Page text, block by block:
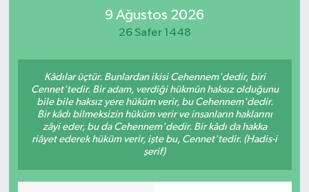
9 Ağustos 2026
26 Safer 1448
Kâdılar üçtür. Bunlardan ikisi Cehennem'dedir, biri
Cennet'tedir. Bir adam, verdiği hükmün haksız olduğunu
bile bile haksız yere hüküm verir, bu Cehennem'dedir.
Bir kâdı bilmeksizin hüküm verir ve insanların haklarını
zâyi eder, bu da Cehennem'dedir. Bir kâdı da hakka
riâyet ederek hüküm verir, işte bu, Cennet'tedir. (Hadis-i
şerif)
Haber Arşivi